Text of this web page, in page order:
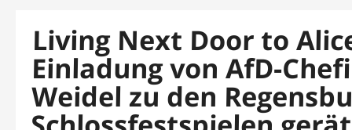
Living Next Door to
Einladung von AfD-
Weidel zu den